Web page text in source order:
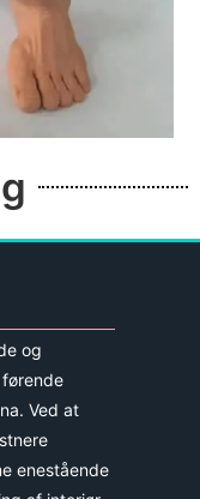
og
Ved at
enestående